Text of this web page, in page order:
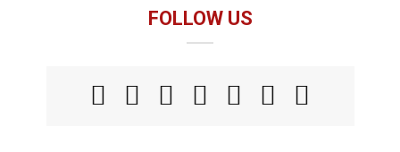
FOLLOW US